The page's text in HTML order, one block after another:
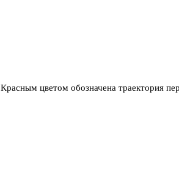
Красным цветом обозначена траектория